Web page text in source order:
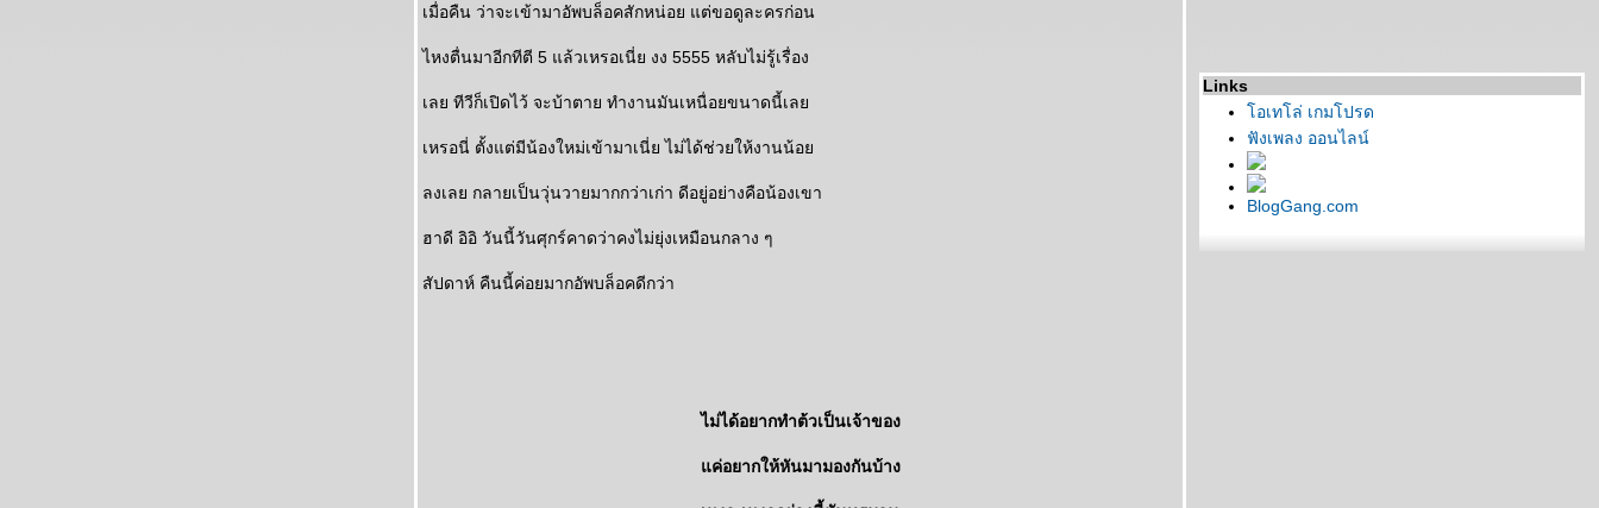
เมื่อคืน ว่าจะเข้ามาอัพบล็อคสักหน่อย แต่ขอดูละครก่อน
ไหงตื่นมาอีกทีตี 5 แล้วเหรอเนี่ย งง 5555 หลับไม่รู้เรื่อง
เลย ทีวีก็เปิดไว้ จะบ้าตาย ทำงานมันเหนื่อยขนาดนี้เล
เหรอนี่ ตั้งแต่มีน้องใหม่เข้ามาเนี่ย ไม่ได้ช่วยให้งานน้อ
ลงเลย กลายเป็นวุ่นวายมากกว่าเก่า ดีอยู่อย่างคือน้องเขา
ฮาดี อิอิ วันนี้วันศุกร์คาดว่าคงไม่ยุ่งเหมือนกลาง ๆ
สัปดาห์ คืนนี้ค่อยมากอัพบล็อคดีกว่า
ไม่ได้อยากทำต้วเป็นเจ้าของ
ค่อยากให้หันมามองกันบ้าง
Links
อเทโล่ เกมโปรด
ฟังเพลง ออนไลน์
BlogGang.com